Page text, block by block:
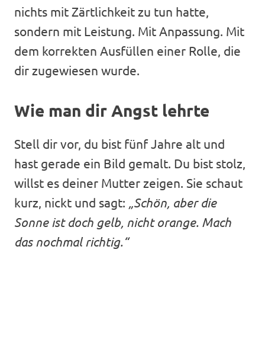
nichts mit Zärtlichkeit zu tun hatte,
sondern mit Leistung. Mit Anpassung. Mit
dem korrekten Ausfüllen einer Rolle, die
dir zugewiesen wurde.
Wie man dir Angst lehrte
Stell dir vor, du bist fünf Jahre alt und
hast gerade ein Bild gemalt. Du bist stolz,
willst es deiner Mutter zeigen. Sie schaut
kurz, nickt und sagt: „Schön, aber die
Sonne ist doch gelb, nicht orange. Mach
das nochmal richtig.“